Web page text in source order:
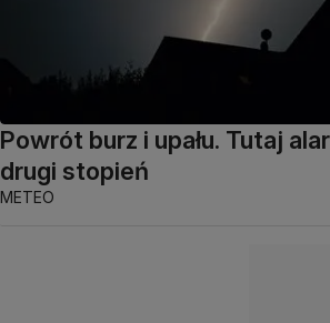
Powrót burz i upału. Tutaj
drugi stopień
METEO